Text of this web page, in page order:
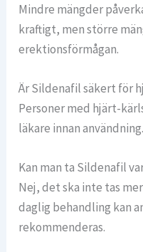
Mindre mängder
kraftigt, men större
erektionsförmågan.
Är Sildenafil säkert för
Personer med hjärt-
läkare innan användning.
Kan man ta Sildenafil
Nej, det ska inte tas
daglig behandling kan
rekommenderas.